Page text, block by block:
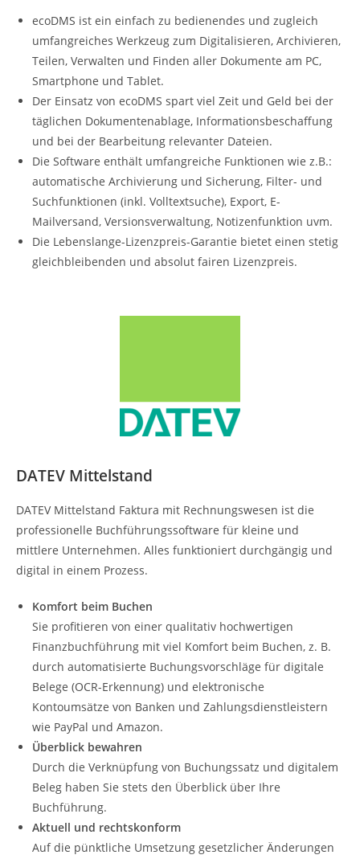
ecoDMS ist ein einfach zu bedienendes und zugleich
umfangreiches Werkzeug zum Digitalisieren, Archivieren,
Teilen, Verwalten und Finden aller Dokumente am PC,
Smartphone und Tablet.
Der Einsatz von ecoDMS spart viel Zeit und Geld bei der
täglichen Dokumentenablage, Informationsbeschaffung
und bei der Bearbeitung relevanter Dateien.
Die Software enthält umfangreiche Funktionen wie z.B.:
automatische Archivierung und Sicherung, Filter- und
Suchfunktionen (inkl. Volltextsuche), Export, E-
Mailversand, Versionsverwaltung, Notizenfunktion uvm.
Die Lebenslange-Lizenzpreis-Garantie bietet einen stetig
gleichbleibenden und absolut fairen Lizenzpreis.
DATEV Mittelstand
DATEV Mittelstand Faktura mit Rechnungswesen ist die
professionelle Buchführungssoftware für kleine und
mittlere Unternehmen. Alles funktioniert durchgängig und
digital in einem Prozess.
Komfort beim Buchen
Sie profitieren von einer qualitativ hochwertigen
Finanzbuchführung mit viel Komfort beim Buchen, z. B.
durch automatisierte Buchungsvorschläge für digitale
Belege (OCR-Erkennung) und elektronische
Kontoumsätze von Banken und Zahlungsdienstleistern
wie PayPal und Amazon.
Überblick bewahren
Durch die Verknüpfung von Buchungssatz und digitalem
Beleg haben Sie stets den Überblick über Ihre
Buchführung.
Aktuell und rechtskonform
Auf die pünktliche Umsetzung gesetzlicher Änderungen